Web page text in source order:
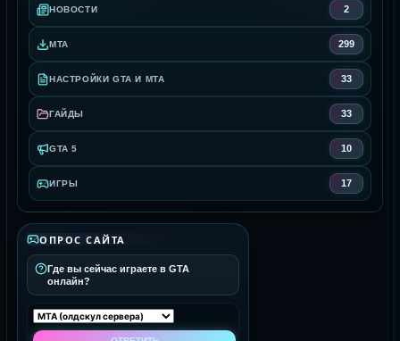
НОВОСТИ 2
MTA 299
НАСТРОЙКИ GTA И MTA 33
ГАЙДЫ 33
GTA 5 10
ИГРЫ 17
ОПРОС САЙТА
Где вы сейчас играете в GTA
онлайн?